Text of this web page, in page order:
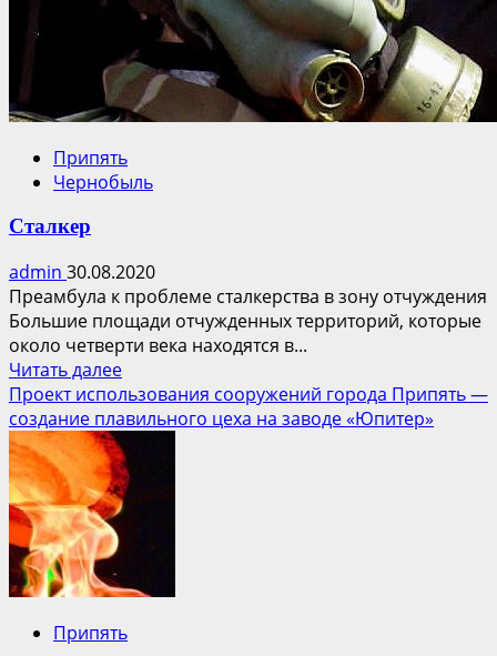
Припять
Чернобыль
Сталкер
admin 30.08.2020
Преамбула к проблеме сталкерства в зону отчуждения
Большие площади отчужденных территорий, которые
около четверти века находятся в...
Читать далееПрочитать
больше
о
Сталкер
Проект использования сооружений города Припять —
создание плавильного цеха на заводе «Юпитер»
Припять